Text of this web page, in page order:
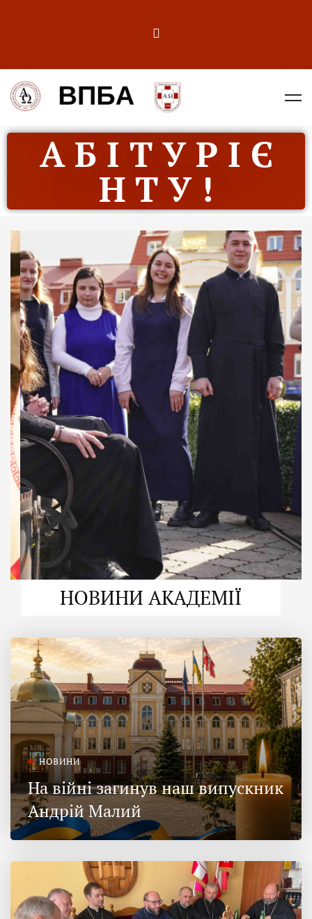
А Б І Т У Р І Є
Н Т У !
ДУХОВНО СИЛЬНІ!
ВПБА — спільнота, де
формується
покликання
Читати більше
НОВИНИ АКАДЕМІЇ
НОВИНИ
На війні загинув наш випускник
Андрій Малий